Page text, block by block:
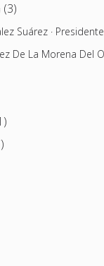
(3)
Suárez · Presidente
De La Morena Del